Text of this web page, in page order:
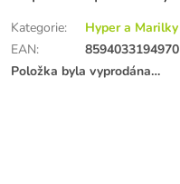
Kategorie:
Hyper a Marilky
EAN:
8594033194970
Položka byla vyprodána…